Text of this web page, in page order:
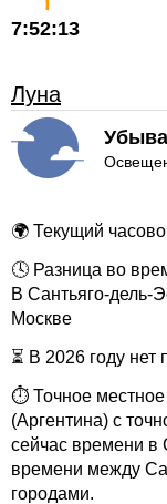
7:52:13
Луна
🌍 Текущий
🕓 Разница во
В Сантьяго-дель-
Москве
⏳ В 2026 году нет
⏱ Точное местное
(Аргентина) с
сейчас времени в
времени между
городами.